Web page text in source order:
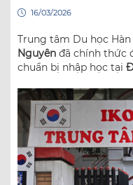
16/03/2026
Trung tâm Du học Hàn
Nguyên đã chính thức
chuẩn bị nhập học tại